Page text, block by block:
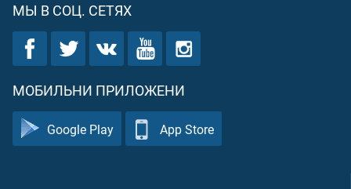
МЫ В СОЦ. СЕТЯХ
МОБИЛЬНИ ПРИЛОЖЕНИ
Google Play App Store